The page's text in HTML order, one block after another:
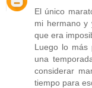
El único
mi hermano y
que era
Luego lo más
una
considerar
tiempo para